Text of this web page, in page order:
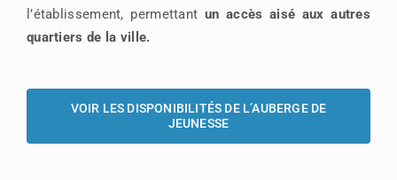
l’établissement, permettant un accès aisé aux autres
quartiers de la ville.
VOIR LES DISPONIBILITÉS DE L’AUBERGE DE
JEUNESSE